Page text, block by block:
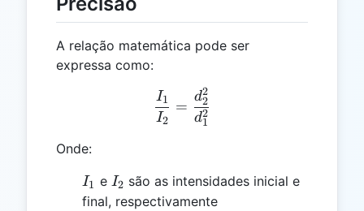
A relação matemática pode ser
expressa como:
\frac{I_1}{I_2} =
I2
I1 =
d1
2
d2
2
Onde:
I_1
I1 e I_2
I2 são as intensidades inicial e
final, respectivamente